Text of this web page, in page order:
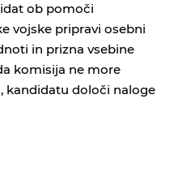
ob pomoči
vojske pripravi osebni
in prizna vsebine
komisija ne more
kandidatu določi naloge